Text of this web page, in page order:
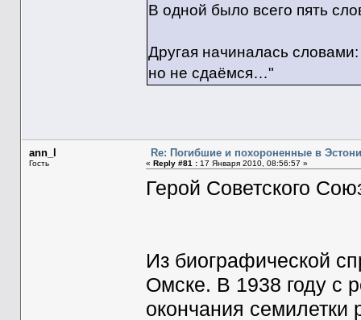
В одной было всего пять
Другая начиналась
но не сдаёмся…"
ann_l
Гость
Re: Погибшие и похороненные в
« Reply #81 :17 Января 2010, 08:56:57 »
Герой Советского
Из биографической
Омске. В 1938 году с
окончания семилетки